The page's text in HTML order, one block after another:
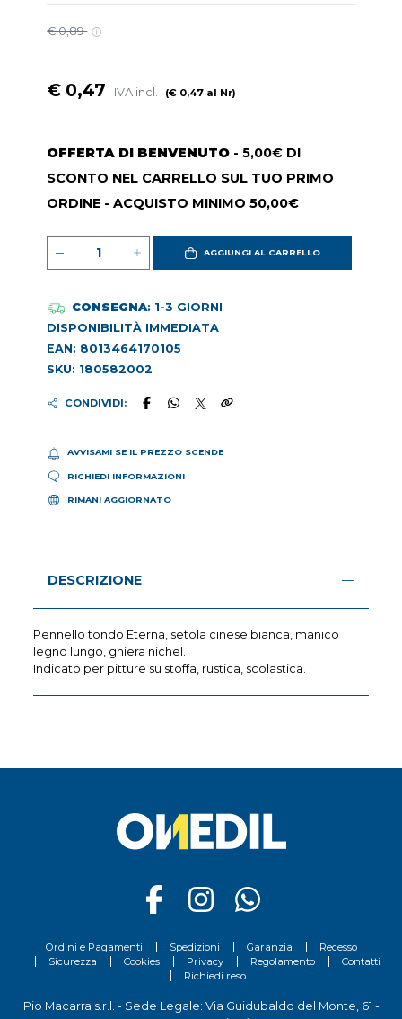
€ 0,89
€ 0,47 IVA incl. (€ 0,47 al Nr)
OFFERTA DI BENVENUTO - 5,00€ DI
SCONTO NEL CARRELLO SUL TUO PRIMO
ORDINE - ACQUISTO MINIMO 50,00€
AGGIUNGI AL CARRELLO
CONSEGNA: 1-3 GIORNI
DISPONIBILITÀ IMMEDIATA
EAN: 8013464170105
SKU: 180582002
CONDIVIDI:
AVVISAMI SE IL PREZZO SCENDE
RICHIEDI INFORMAZIONI
RIMANI AGGIORNATO
DESCRIZIONE
Pennello tondo Eterna, setola cinese bianca, manico
legno lungo, ghiera nichel.
Indicato per pitture su stoffa, rustica, scolastica.
Ordini e Pagamenti Spedizioni Garanzia
Recesso
Sicurezza
Cookies Privacy Regolamento
Contatti
Richiedi reso
Pio Macarra s.r.l. - Sede Legale: Via Guidubaldo del Monte, 61 -